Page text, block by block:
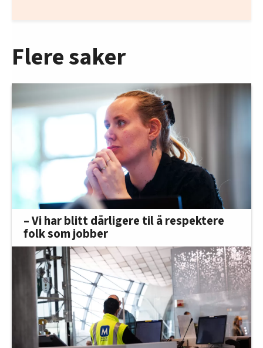
Flere saker
– Vi har blitt dårligere til å respektere
folk som jobber